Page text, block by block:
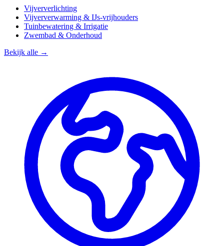
Vijververlichting
Vijververwarming & IJs-vrijhouders
Tuinbewatering & Irrigatie
Zwembad & Onderhoud
Bekijk alle →